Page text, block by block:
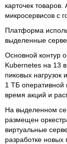
карточек
микросервисов с
Платформа
выделенные
Основной контур
Kubernetes на 13
пиковых нагрузок
1 ТБ оперативной
время акций и
На выделенном
размещен
виртуальные
разработке